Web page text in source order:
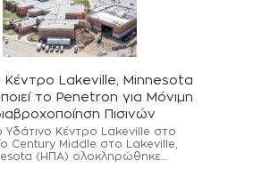
Κέντρο Lakeville, Minnesota
το Penetron για Μόνιμη
Πισινών
Υδάτινο Κέντρο Lakeville στο
Century Middle στο Lakeville,
(ΗΠΑ) ολοκληρώθηκε...